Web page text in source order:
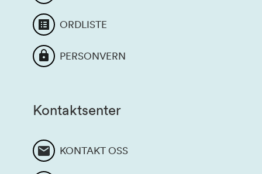
ORDLISTE
PERSONVERN
Kontaktsenter
KONTAKT OSS